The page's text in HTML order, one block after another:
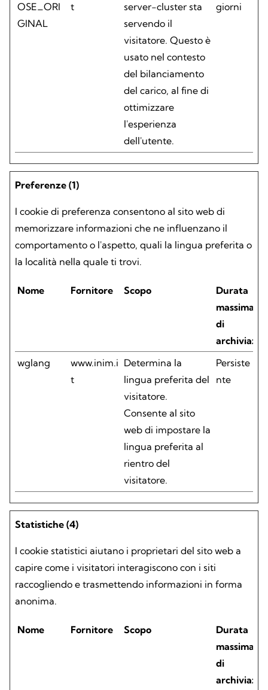
OSE_ORI
GINAL
t
server-cluster sta
servendo il
visitatore. Questo è
usato nel contesto
del bilanciamento
del carico, al fine di
ottimizzare
l'esperienza
dell'utente.
giorni
Preferenze (1)
I cookie di preferenza consentono al sito web di
memorizzare informazioni che ne influenzano il
comportamento o l'aspetto, quali la lingua preferita o
la località nella quale ti trovi.
Nome Fornitore Scopo
Durata
massima
di
wglang
www.inim.i
t
Determina la
lingua preferita del
visitatore.
Consente al sito
web di impostare la
lingua preferita al
rientro del
visitatore.
Persiste
nte
Statistiche (4)
I cookie statistici aiutano i proprietari del sito web a
capire come i visitatori interagiscono con i siti
raccogliendo e trasmettendo informazioni in forma
anonima.
Nome Fornitore Scopo
Durata
massima
di